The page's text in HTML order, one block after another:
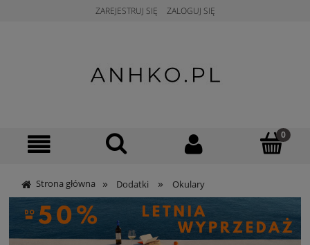
ZAREJESTRUJ SIĘ ZALOGUJ SIĘ
Strona główna » Dodatki » Okulary